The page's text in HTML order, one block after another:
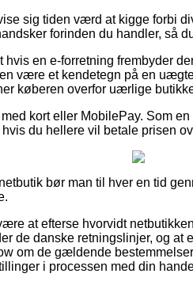
sig tiden værd at kigge forbi
forinden du handler, så
hvis en e-forretning frembyder
være et kendetegn på en
køberen overfor uærlige
kort eller MobilePay. Som
du hellere vil betale prisen
bør man til hver en tid
at efterse hvorvidt
de danske retningslinjer, og at
om de gældende
i processen med din